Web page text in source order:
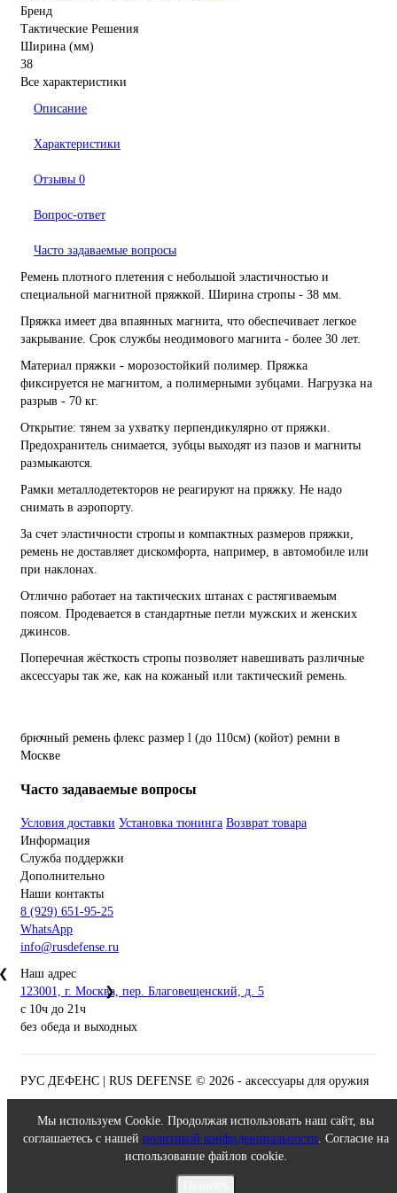
Бренд
Тактические Решения
Ширина (мм)
38
Все характеристики
Описание
Характеристики
Отзывы 0
Вопрос-ответ
Часто задаваемые вопросы
Ремень плотного плетения с небольшой эластичностью и
специальной магнитной пряжкой. Ширина стропы - 38 мм.
Пряжка имеет два впаянных магнита, что обеспечивает легкое
закрывание. Срок службы неодимового магнита - более 30 лет.
Материал пряжки - морозостойкий полимер. Пряжка
фиксируется не магнитом, а полимерными зубцами. Нагрузка на
разрыв - 70 кг.
Открытие: тянем за ухватку перпендикулярно от пряжки.
Предохранитель снимается, зубцы выходят из пазов и магниты
размыкаются.
Рамки металлодетекторов не реагируют на пряжку. Не надо
снимать в аэропорту.
За счет эластичности стропы и компактных размеров пряжки,
ремень не доставляет дискомфорта, например, в автомобиле или
при наклонах.
Отлично работает на тактических штанах с растягиваемым
поясом. Продевается в стандартные петли мужских и женских
джинсов.
Поперечная жёсткость стропы позволяет навешивать различные
аксессуары так же, как на кожаный или тактический ремень.
брючный ремень флекс размер l (до 110см) (койот) ремни в
Москве
Часто задаваемые вопросы
Условия доставки Установка тюнинга Возврат товара
Информация
Служба поддержки
Дополнительно
Наши контакты
8 (929) 651-95-25
WhatsApp
info@rusdefense.ru
Наш адрес
❯
123001, г. Москва, пер. Благовещенский, д. 5
с 10ч до 21ч
без обеда и выходных
РУС ДЕФЕНС | RUS DEFENSE © 2026 - аксессуары для оружия
Мы используем Cookie. Продолжая использовать наш сайт, вы
соглашаетесь с нашей политикой конфиденциальности. Согласие на
использование файлов cookie.